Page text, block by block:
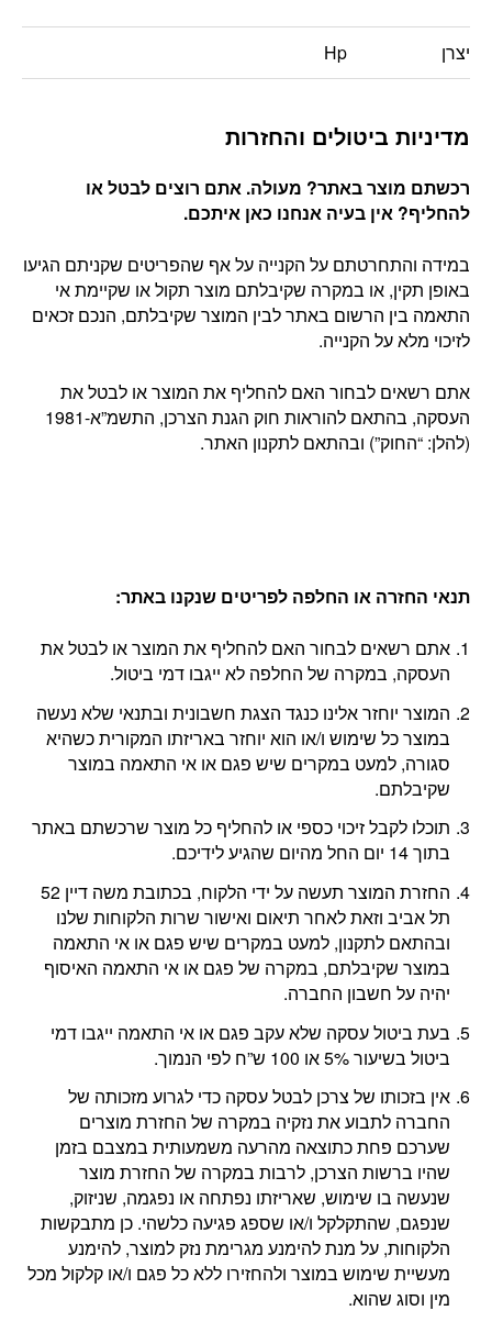
יצרן Hp
מדיניות ביטולים והחזרות
רכשתם מוצר באתר? מעולה. אתם רוצים לבטל או
להחליף? אין בעיה אנחנו כאן איתכם.
במידה והתחרטתם על הקנייה על אף שהפריטים שקניתם הגיעו
באופן תקין, או במקרה שקיבלתם מוצר תקול או שקיימת אי
התאמה בין הרשום באתר לבין המוצר שקיבלתם, הנכם זכאים
לזיכוי מלא על הקנייה.
אתם רשאים לבחור האם להחליף את המוצר או לבטל את
העסקה, בהתאם להוראות חוק הגנת הצרכן, התשמ”א-1981
(להלן: “החוק”) ובהתאם לתקנון האתר.
תנאי החזרה או החלפה לפריטים שנקנו באתר:
אתם רשאים לבחור האם להחליף את המוצר או לבטל את
העסקה, במקרה של החלפה לא ייגבו דמי ביטול.
המוצר יוחזר אלינו כנגד הצגת חשבונית ובתנאי שלא נעשה
במוצר כל שימוש ו/או הוא יוחזר באריזתו המקורית כשהיא
סגורה, למעט במקרים שיש פגם או אי התאמה במוצר
שקיבלתם.
תוכלו לקבל זיכוי כספי או להחליף כל מוצר שרכשתם באתר
בתוך 14 יום החל מהיום שהגיע לידיכם.
החזרת המוצר תעשה על ידי הלקוח, בכתובת משה דיין 52
תל אביב וזאת לאחר תיאום ואישור שרות הלקוחות שלנו
ובהתאם לתקנון, למעט במקרים שיש פגם או אי התאמה
במוצר שקיבלתם, במקרה של פגם או אי התאמה האיסוף
יהיה על חשבון החברה.
בעת ביטול עסקה שלא עקב פגם או אי התאמה ייגבו דמי
ביטול בשיעור 5% או 100 ש”ח לפי הנמוך.
אין בזכותו של צרכן לבטל עסקה כדי לגרוע מזכותה של
החברה לתבוע את נזקיה במקרה של החזרת מוצרים
שערכם פחת כתוצאה מהרעה משמעותית במצבם בזמן
שהיו ברשות הצרכן, לרבות במקרה של החזרת מוצר
שנעשה בו שימוש, שאריזתו נפתחה או נפגמה, שניזוק,
שנפגם, שהתקלקל ו/או שספג פגיעה כלשהי. כן מתבקשות
הלקוחות, על מנת להימנע מגרימת נזק למוצר, להימנע
מעשיית שימוש במוצר ולהחזירו ללא כל פגם ו/או קלקול מכל
מין וסוג שהוא.